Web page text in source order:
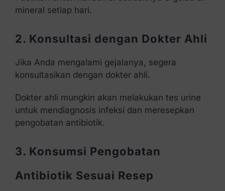
mineral setiap hari.
2. Konsultasi dengan Dokter Ahli
Jika Anda mengalami gejalanya, segera
konsultasikan dengan dokter ahli.
Dokter ahli mungkin akan melakukan tes urine
untuk mendiagnosis infeksi dan meresepkan
pengobatan antibiotik.
3. Konsumsi Pengobatan
Antibiotik Sesuai Resep